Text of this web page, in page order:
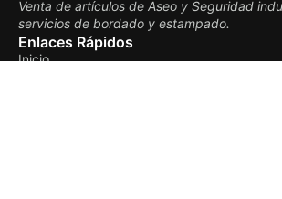
Venta de artículos de Aseo y Seguridad
servicios de bordado y estampado.
Enlaces Rápidos
Inicio